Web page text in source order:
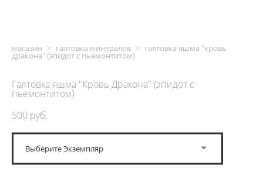
магазин > галтовка минералов > галтовка яшма "кровь
дракона" (эпидот с пьемонтитом)
Галтовка яшма "Кровь Дракона" (эпидот с
пьемонтитом)
500 pуб.
Выберите Экземпляр